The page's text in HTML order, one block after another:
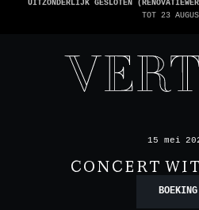
WE ZIJN CASHLESS - ALLEEN
1 REKENING PER
15 mei
CONCERT
BOEKING